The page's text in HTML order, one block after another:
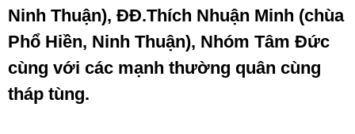
Ninh Thuận), ĐĐ.Thích Nhuận Minh (chùa
Phổ Hiền, Ninh Thuận), Nhóm Tâm Đức
cùng với các mạnh thường quân cùng
tháp tùng.